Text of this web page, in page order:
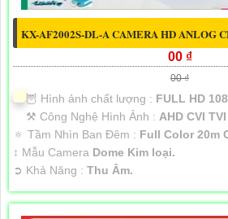
KX-AF2002S-DL-A CAMERA HD ANLOG
00 ₫
00 ₫
🦉 Hình ảnh chất lượng : FULL HD
⚒ Công Nghệ Hình Ảnh : AHD CVI
🔅 Tầm Nhìn Ban Đêm : Full Color 20m
↕️ Mẫu Camera Dome Kim loại.
️➲ Khả Năng : Thu Âm.